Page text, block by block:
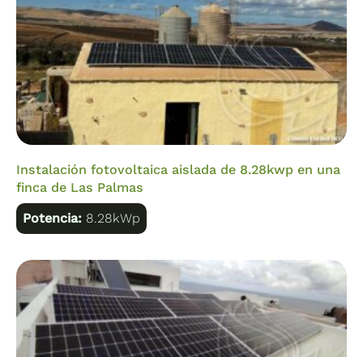
Instalación fotovoltaica aislada de 8.28kwp en una
finca de Las Palmas
Potencia: 8.28kWp